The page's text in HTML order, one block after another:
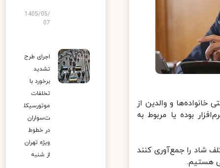
و والدین از
بوده یا مربوط به
شاد را جمع‌آوری کنند
هستیم.
1405/05/
07
اجرای طرح
تشدید
برخورد با
تخلفات
موتورسیکل
ت‌سواران
در خطوط
ویژه تهران
از شنبه